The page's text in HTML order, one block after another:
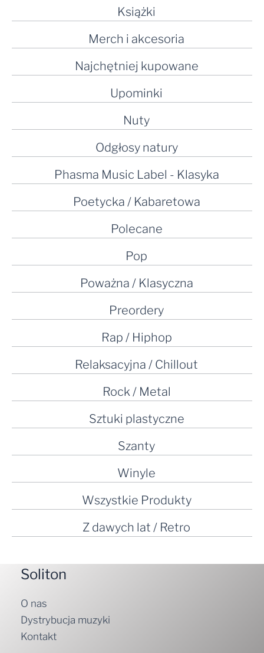
Książki
Merch i akcesoria
Najchętniej kupowane
Upominki
Nuty
Odgłosy natury
Phasma Music Label - Klasyka
Poetycka / Kabaretowa
Polecane
Pop
Poważna / Klasyczna
Preordery
Rap / Hiphop
Relaksacyjna / Chillout
Rock / Metal
Sztuki plastyczne
Szanty
Winyle
Wszystkie Produkty
Z dawych lat / Retro
Soliton
O nas
Dystrybucja muzyki
Kontakt